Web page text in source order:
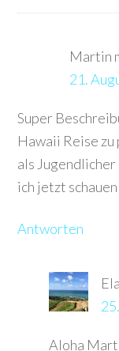
Martin
21.
Super
Hawaii Reise
als
ich jetzt
Antworten
Ela
Aloha